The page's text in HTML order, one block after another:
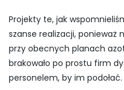
Projekty te, jak
szanse realizacji, ponieważ
przy obecnych planach
brakowało po prostu firm
personelem, by im podołać.